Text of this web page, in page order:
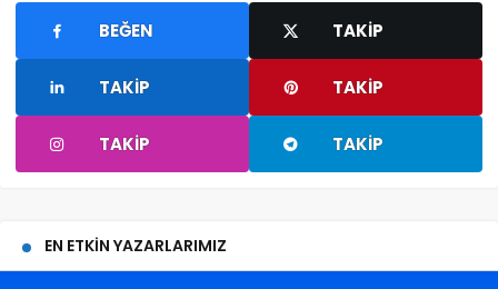
BEĞEN TAKIP
TAKIP TAKIP
TAKIP TAKIP
EN ETKIN YAZARLARIMIZ